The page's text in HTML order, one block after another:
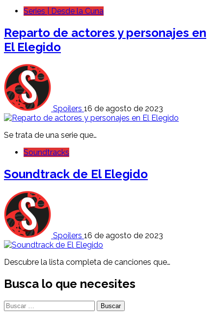
Series | Desde la Cuna
Reparto de actores y personajes en
El Elegido
Spoilers 16 de agosto de 2023
Se trata de una serie que…
Soundtracks
Soundtrack de El Elegido
Spoilers 16 de agosto de 2023
Descubre la lista completa de canciones que…
Busca lo que necesites
Buscar: